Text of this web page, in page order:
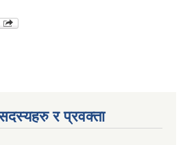
र प्रवक्ता